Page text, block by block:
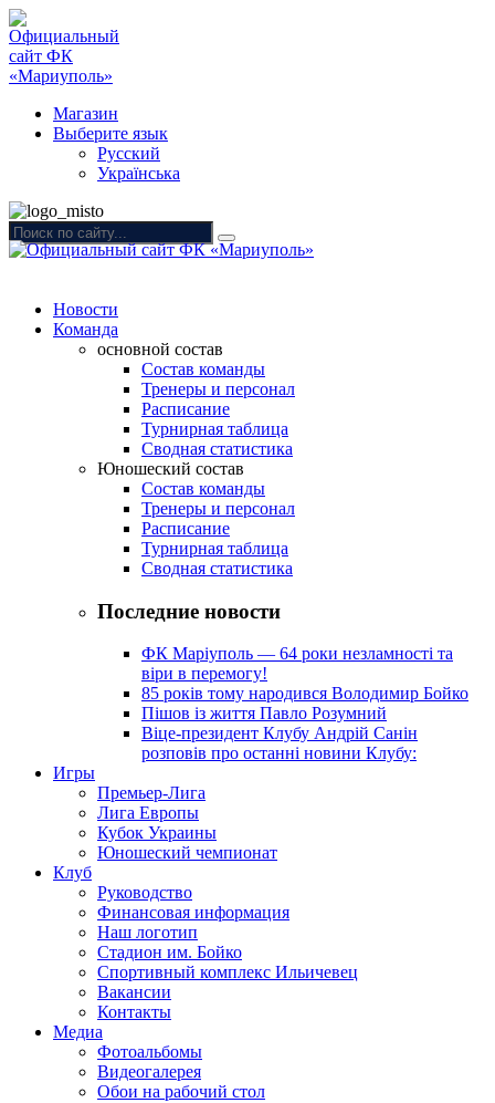
Магазин
Выберите язык
Русский
Українська
Новости
Команда
основной состав
Состав команды
Тренеры и персонал
Расписание
Турнирная таблица
Сводная статистика
Юношеский состав
Состав команды
Тренеры и персонал
Расписание
Турнирная таблица
Сводная статистика
Последние новости
ФК Маріуполь — 64 роки незламності та
віри в перемогу!
85 років тому народився Володимир Бойко
Пішов із життя Павло Розумний
Віце-президент Клубу Андрій Санін
розповів про останні новини Клубу:
Игры
Премьер-Лига
Лига Европы
Кубок Украины
Юношеский чемпионат
Клуб
Руководство
Финансовая информация
Наш логотип
Стадион им. Бойко
Спортивный комплекс Ильичевец
Вакансии
Контакты
Медиа
Фотоальбомы
Видеогалерея
Обои на рабочий стол